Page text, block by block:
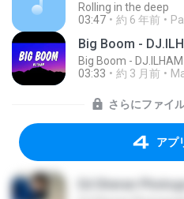
Rolling in the deep
03:47
約 6 年前
03:33
約 3 月前
さらにファイ
アプ
Ed Sheran